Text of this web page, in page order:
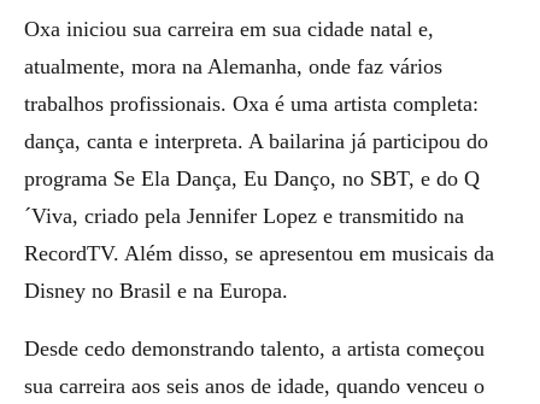
Oxa iniciou sua carreira em sua cidade natal e,
atualmente, mora na Alemanha, onde faz vários
trabalhos profissionais. Oxa é uma artista completa:
dança, canta e interpreta. A bailarina já participou do
programa Se Ela Dança, Eu Danço, no SBT, e do Q
´Viva, criado pela Jennifer Lopez e transmitido na
RecordTV. Além disso, se apresentou em musicais da
Disney no Brasil e na Europa.
Desde cedo demonstrando talento, a artista começou
sua carreira aos seis anos de idade, quando venceu o